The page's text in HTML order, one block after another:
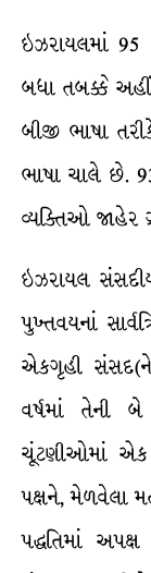
ઇઝરાયલમાં 95
બધા તબક્કે
બીજી ભાષા
ભાષા ચાલે છે.
વ્યક્તિઓ જાહેર
ઇઝરાયલ
પુખ્તવયનાં
એકગૃહી
વર્ષમાં તેની
ચૂંટણીઓમાં એક
પક્ષને, મેળવેલા
પદ્ધતિમાં